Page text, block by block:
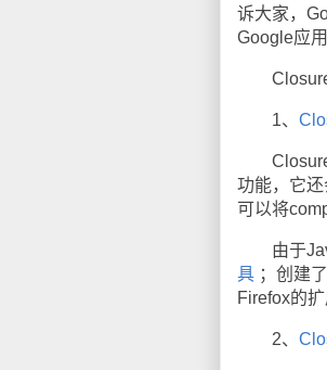
诉大家，
Google应
Closure
1、
Closure
功能，它
可以将
由于
具 ；创建
Firefox的
2、